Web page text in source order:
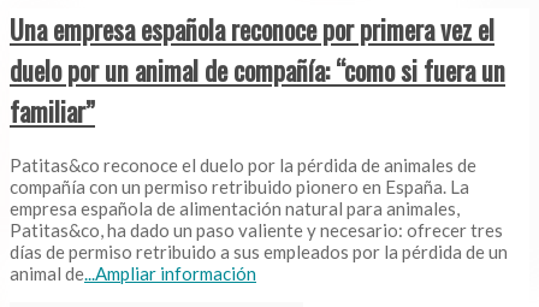
Una empresa española reconoce por primera vez el
duelo por un animal de compañía: “como si fuera un
familiar”
Patitas&co reconoce el duelo por la pérdida de animales de
compañía con un permiso retribuido pionero en España. La
empresa española de alimentación natural para animales,
Patitas&co, ha dado un paso valiente y necesario: ofrecer tres
días de permiso retribuido a sus empleados por la pérdida de un
animal de...Ampliar información